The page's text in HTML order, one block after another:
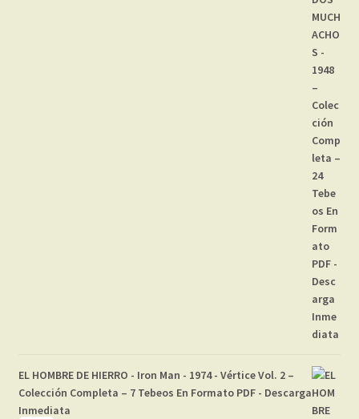
EL HOMBRE DE HIERRO - Iron Man - 1974 - Vértice Vol. 2 –
Colección Completa – 7 Tebeos En Formato PDF - Descarga
Inmediata